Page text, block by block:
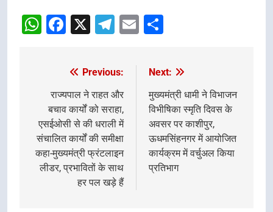
WhatsApp
Facebook
X Telegram
Email
navigation
Previous:
राज्यपाल ने राहत और
बचाव कार्यों को सराहा,
एसईओसी से की धराली में
संचालित कार्यों की समीक्षा
कहा-मुख्यमंत्री फ्रंटलाइन
लीडर, प्रभावितों के साथ
हर पल खड़े हैं
Next:
मुख्यमंत्री धामी ने विभाजन
विभीषिका स्मृति दिवस के
अवसर पर काशीपुर,
ऊधमसिंहनगर में आयोजित
कार्यक्रम में वर्चुअल किया
प्रतिभाग